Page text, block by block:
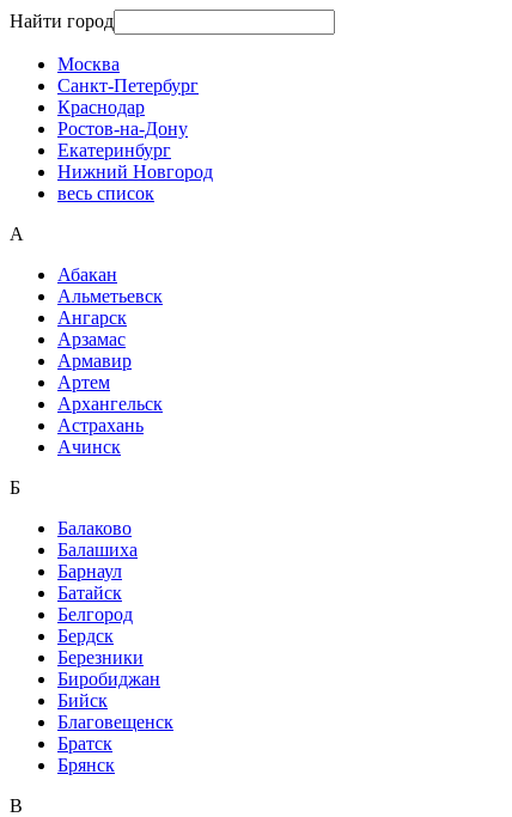
Найти город
Москва
Санкт-Петербург
Краснодар
Ростов-на-Дону
Екатеринбург
Нижний Новгород
весь список
А
Абакан
Альметьевск
Ангарск
Арзамас
Армавир
Артем
Архангельск
Астрахань
Ачинск
Б
Балаково
Балашиха
Барнаул
Батайск
Белгород
Бердск
Березники
Биробиджан
Бийск
Благовещенск
Братск
Брянск
В